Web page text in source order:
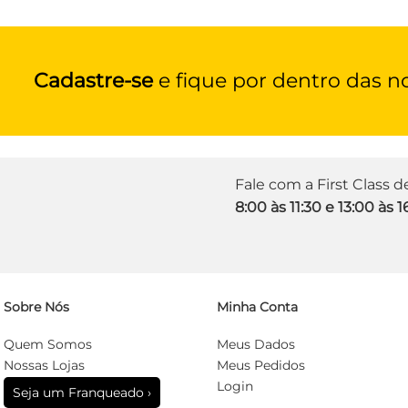
Cadastre-see fique por dentro das
Fale com a First Class
8:00 às 11:30 e 13:00 às
Sobre Nós
Quem Somos
Nossas Lojas
Seja um Franqueado ›
Minha Conta
Meus Dados
Meus Pedidos
Login